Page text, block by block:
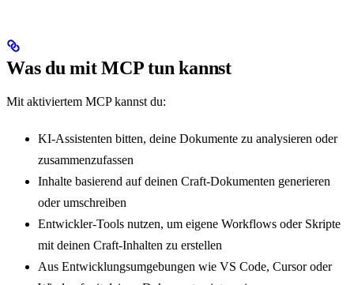
Was du mit MCP tun kannst
Mit aktiviertem MCP kannst du:
KI-Assistenten bitten, deine Dokumente zu analysieren oder
zusammenzufassen
Inhalte basierend auf deinen Craft-Dokumenten generieren
oder umschreiben
Entwickler-Tools nutzen, um eigene Workflows oder Skripte
mit deinen Craft-Inhalten zu erstellen
Aus Entwicklungsumgebungen wie VS Code, Cursor oder